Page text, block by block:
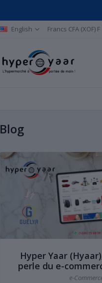
English Francs CFA (XOF) F
Blog
Hyper Yaar
perle du e-
e-